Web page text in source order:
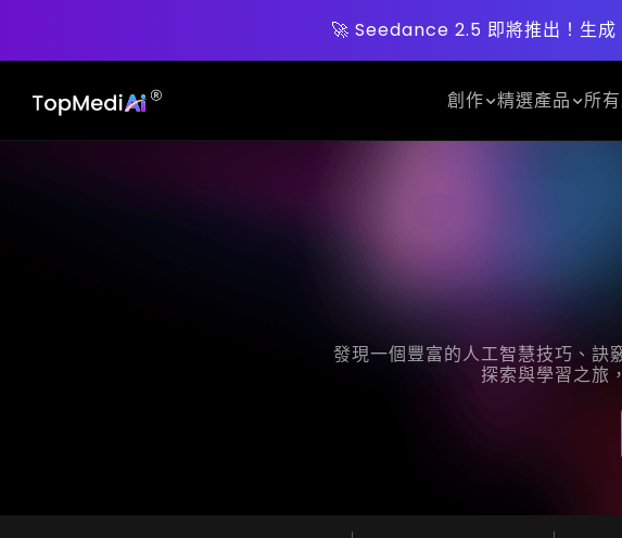
🚀 Seedance 2.5 即將推出！ 生成
創作 精選產品 所
發現一個豐富的人工智慧技巧、訣
探索與學習之旅